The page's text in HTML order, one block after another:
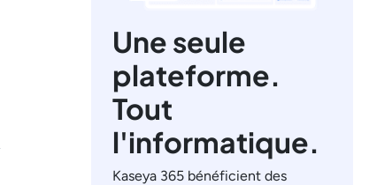
Une seule
plateforme.
Tout
l'informatique.
Kaseya 365 bénéficient des